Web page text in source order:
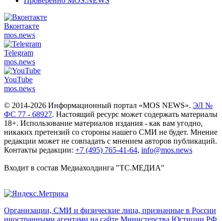
Вконтакте
mos.news
Telegram
mos.news
YouTube
mos.news
© 2014-2026 Информационный портал «MOS NEWS». ЭЛ №
ФС 77 - 68927. Настоящий ресурс может содержать материалы
18+. Использование материалов издания - как вам угодно,
никаких претензий со стороны нашего СМИ не будет. Мнение
редакции может не совпадать с мнением авторов публикаций.
Контакты редакции: +7 (495) 765-41-64, info@mos.news
Входит в состав Медиахолдинга "ТС.МЕДИА"
Организации, СМИ и физические лица, признанные в России
иностранными агентами на сайте Министерства Юстиции РФ